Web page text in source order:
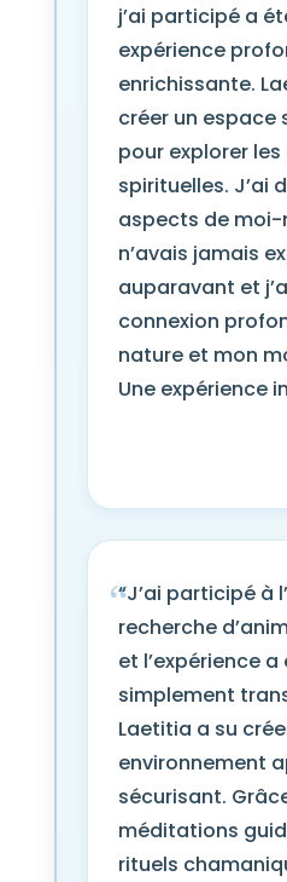
j’ai participé a
expérience
enrichissante.
créer un espace
pour explorer
spirituelles. J’ai
aspects de moi-
n’avais jamais
auparavant et
connexion
nature et mon
Une expérience
“J’ai participé à
recherche
et l’expérience
simplement
Laetitia a su
environnement
sécurisant.
méditations
rituels